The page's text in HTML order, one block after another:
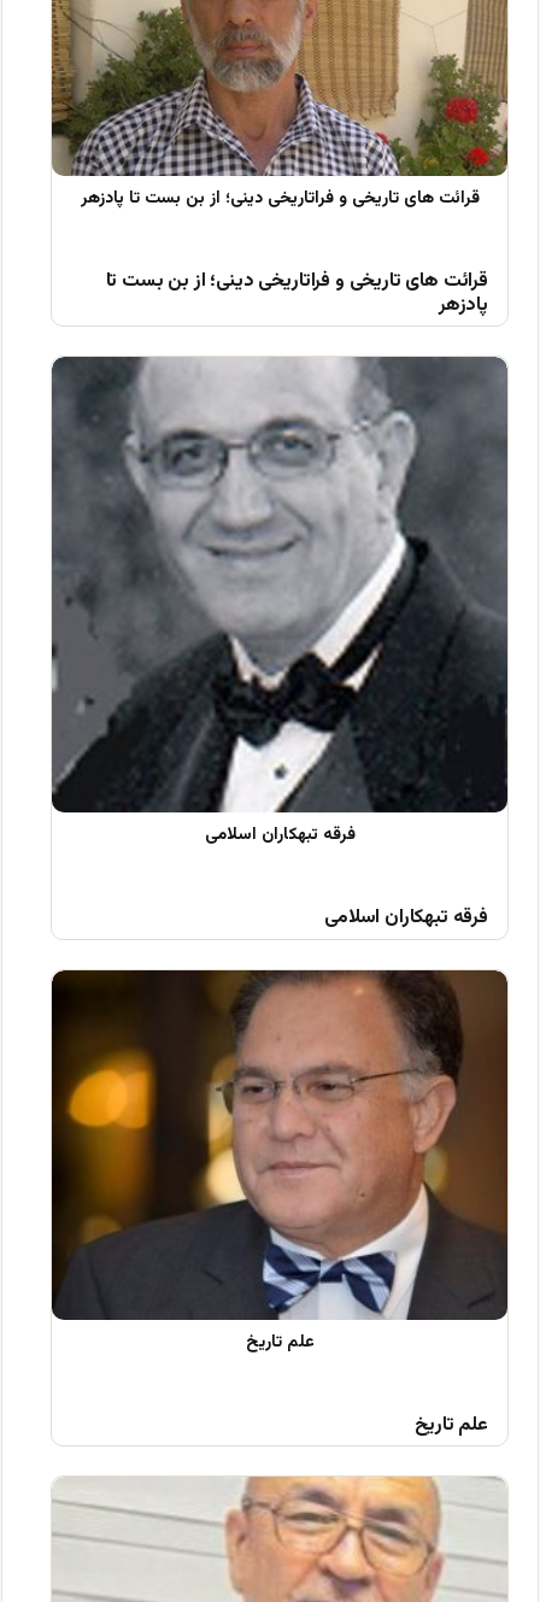
قرائت های تاریخی و فراتاریخی دینی؛ از بن بست تا
پادزهر
فرقه تبهکاران اسلامی
علم تاریخ